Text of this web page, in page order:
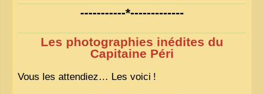
-----------*-------------
Les photographies inédites du
Capitaine Péri
Vous les attendiez… Les voici !